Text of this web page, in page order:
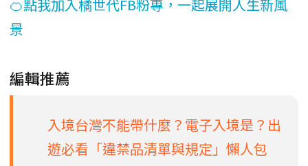
🍊點我加入橘世代FB粉專，一起展開人生新風
景
編輯推薦
入境台灣不能帶什麼？電子入境是？出
遊必看「違禁品清單與規定」懶人包